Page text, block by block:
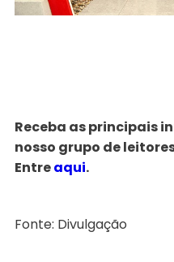
Receba as principais
nosso grupo de
Entreaqui.
Fonte: Divulgação